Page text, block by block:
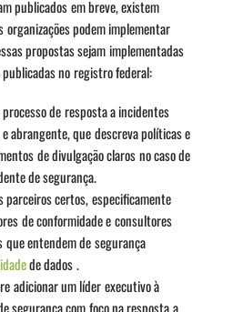
publicados em breve, existem
organizações podem implementar
propostas sejam implementadas
no registro federal:
de resposta a incidentes
abrangente, que descreva políticas e
de divulgação claros no caso de
de segurança.
parceiros certos, especificamente
de conformidade e consultores
que entendem de segurança
de dados .
adicionar um líder executivo à
segurança com foco na resposta a